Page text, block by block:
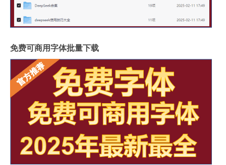
免费可商用字体批量下载